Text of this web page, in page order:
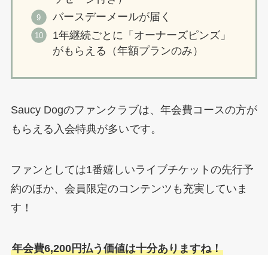
バースデーメールが届く
1年継続ごとに「オーナーズピンズ」
がもらえる（年額プランのみ）
Saucy Dogのファンクラブは、年会費コースの方が
もらえる入会特典が多いです。
ファンとしては1番嬉しいライブチケットの先行予
約のほか、会員限定のコンテンツも充実していま
す！
年会費6,200円払う価値は十分ありますね！